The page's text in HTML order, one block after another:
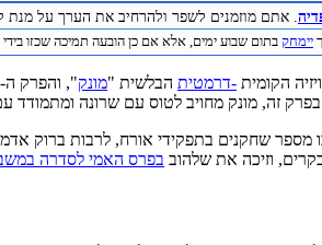
. אתם מוזמנים לשפר ולהרחיב את הערך על מנת
יימחק בתום שבוע ימים, אלא אם כן הובעה תמיכה שכזו בידי
הקומית -דרמטית הבלשית "מונק", והפרק ה-13 של הסדרה בסך הכל. הסדרה עוקבת אחר אדריאן מונק (
בפרק זה, מונק מחויב לטוס עם שרונה
בו מספר שחקנים בתפקידי אורח, לרבות ברוק
בפרס האמי לסדרה